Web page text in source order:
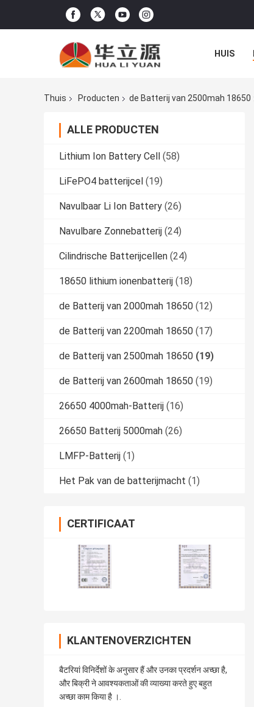
HUIS
Thuis Producten de Batterij van 2500mah 18650
ALLE PRODUCTEN
Lithium Ion Battery Cell (58)
LiFePO4 batterijcel (19)
Navulbaar Li Ion Battery (26)
Navulbare Zonnebatterij (24)
Cilindrische Batterijcellen (24)
18650 lithium ionenbatterij (18)
de Batterij van 2000mah 18650 (12)
de Batterij van 2200mah 18650 (17)
de Batterij van 2500mah 18650 (19)
de Batterij van 2600mah 18650 (19)
26650 4000mah-Batterij (16)
26650 Batterij 5000mah (26)
LMFP-Batterij (1)
Het Pak van de batterijmacht (1)
CERTIFICAAT
KLANTENOVERZICHTEN
बैटरियां विनिर्देशों के अनुसार हैं और उनका प्रदर्शन अच्छा है,
और बिक्री ने आवश्यकताओं की व्याख्या करते हुए बहुत
अच्छा काम किया है ।.